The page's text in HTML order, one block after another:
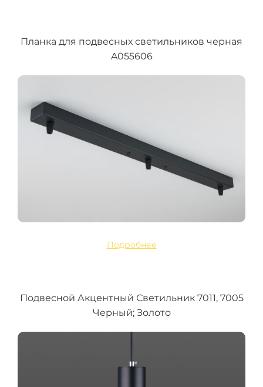
Планка для подвесных светильников черная
A055606
Подробнее
Подвесной Акцентный Светильник 7011, 7005
Черный; Золото